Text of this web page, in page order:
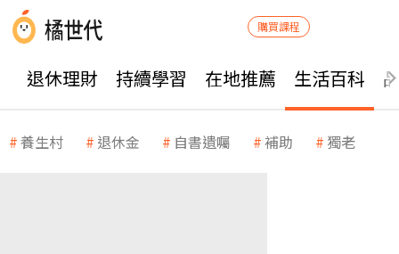
購買課程
退休理財 持續學習 在地推薦 生活百科
養生村 退休金 自書遺囑 補助 獨老